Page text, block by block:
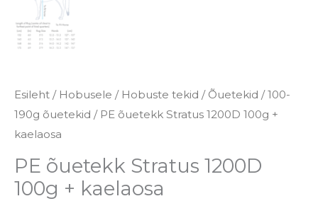
Esileht / Hobusele / Hobuste tekid / Õuetekid /100-
190g õuetekid / PE õuetekk Stratus 1200D 100g +
kaelaosa
PE õuetekk Stratus 1200D
100g + kaelaosa